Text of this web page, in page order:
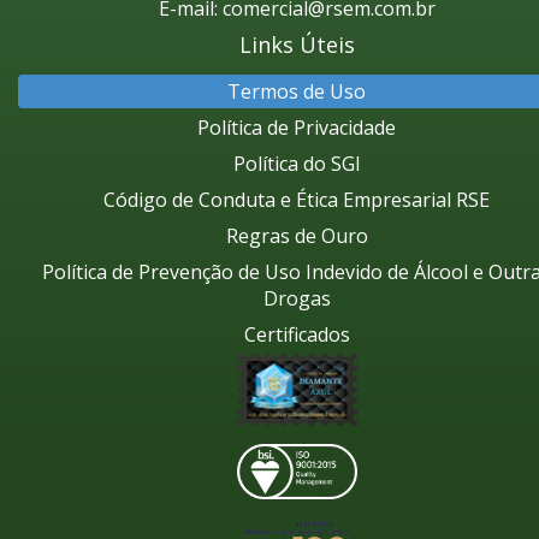
E-mail: comercial@rsem.com.br
Links Úteis
Termos de Uso
Política de Privacidade
Política do SGI
Código de Conduta e Ética Empresarial RSE
Regras de Ouro
Política de Prevenção de Uso Indevido de Álcool e
Drogas
Certificados